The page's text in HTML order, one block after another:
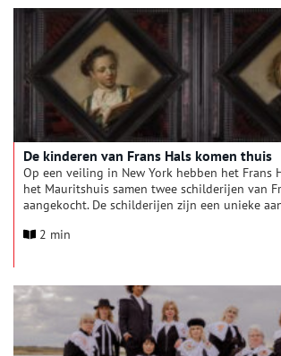
persoonlijke verhalen en gezichten uit de hele
tentoonstelling en de portretten zijn nog tot
augustus te zien. De komende weken kan men
tentoonstelling dus nog bezoeken en zelf een
toevoegen.
De kinderen van Frans Hals komen thuis
Op een veiling in New York hebben het Frans
het Mauritshuis samen twee schilderijen van
aangekocht. De schilderijen zijn een unieke
een doorkijk zijn naar Nederland in de 17de
2 min